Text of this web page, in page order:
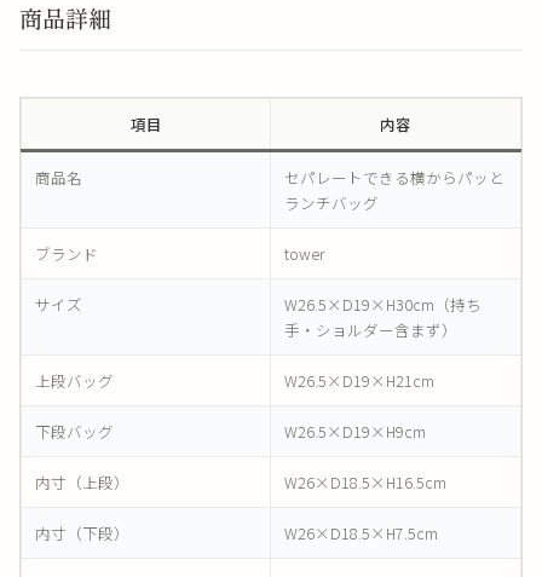
商品詳細
項目 内容
商品名
セパレートできる横からパッと
ランチバッグ
ブランド tower
サイズ
W26.5×D19×H30cm（持ち
手・ショルダー含まず）
上段バッグ W26.5×D19×H21cm
下段バッグ W26.5×D19×H9cm
内寸（上段） W26×D18.5×H16.5cm
内寸（下段） W26×D18.5×H7.5cm